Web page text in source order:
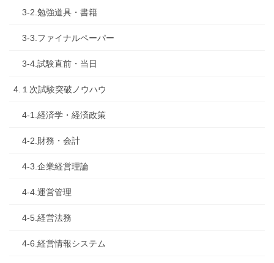
3-2.勉強道具・書籍
3-3.ファイナルペーパー
3-4.試験直前・当日
4.１次試験突破ノウハウ
4-1.経済学・経済政策
4-2.財務・会計
4-3.企業経営理論
4-4.運営管理
4-5.経営法務
4-6.経営情報システム